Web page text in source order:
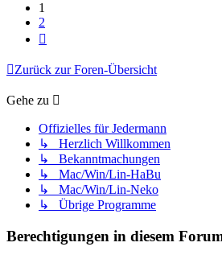
1
2
Zurück zur Foren-Übersicht
Gehe zu
Offizielles für Jedermann
↳ Herzlich Willkommen
↳ Bekanntmachungen
↳ Mac/Win/Lin-HaBu
↳ Mac/Win/Lin-Neko
↳ Übrige Programme
Berechtigungen in diesem